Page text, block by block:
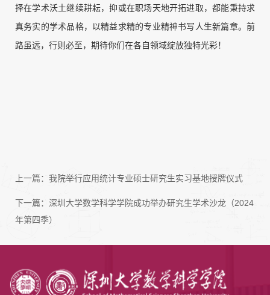
择在学术沃土继续耕耘，抑或在职场天地开拓进取，都能秉持求
真务实的学术品格，以精益求精的专业精神书写人生新篇章。前
路虽远，行则必至，期待你们在各自领域绽放独特光彩！
上一篇： 我院举行应用统计专业硕士研究生实习基地授牌仪式
下一篇： 深圳大学数学科学学院成功举办研究生学术沙龙（2024
年第四季）